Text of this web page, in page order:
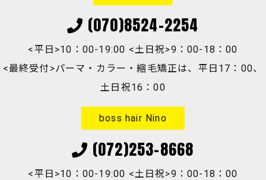
(070)8524-2254
<平日>10：00-19:00 <土日祝>9：00-18：00
<最終受付>パーマ・カラー・縮毛矯正は、平日17：00、
土日祝16：00
boss hair Nino
(072)253-8668
<平日>10：00-19:00 <土日祝>9：00-18：00